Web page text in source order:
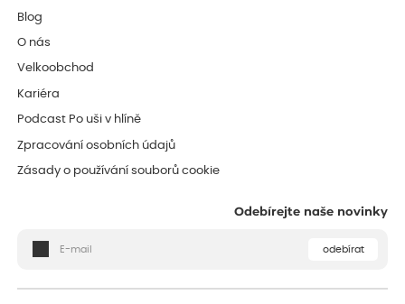
Blog
O nás
Velkoobchod
Kariéra
Podcast Po uši v hlíně
Zpracování osobních údajů
Zásady o používání souborů cookie
Odebírejte naše novinky
odebírat